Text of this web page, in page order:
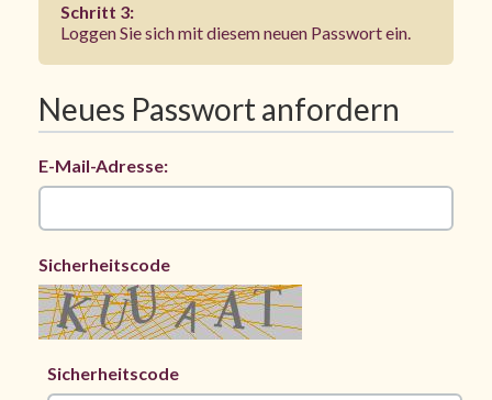
Schritt 3:
Loggen Sie sich mit diesem neuen Passwort ein.
Neues Passwort anfordern
E-Mail-Adresse:
Sicherheitscode
Sicherheitscode